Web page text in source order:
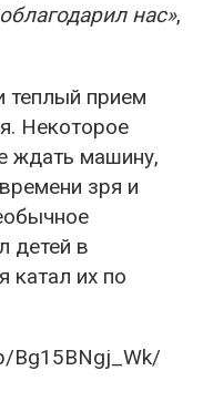
нас»,
теплый прием
Некоторое
ждать машину,
зря и
детей в
катал их по
Bg15BNgj_Wk/